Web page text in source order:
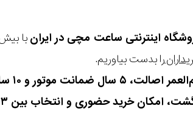
اینترنتی ساعت مچی در ایران
را بدست بیاوریم.
موتور و ۱۰ سال تعویض رایگان باتری